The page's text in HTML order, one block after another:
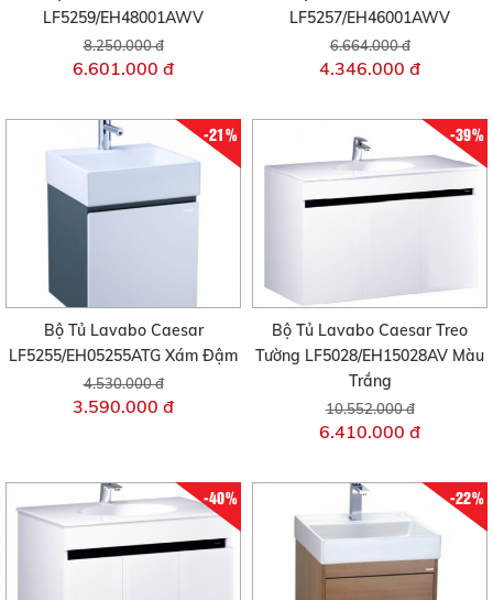
LF5259/EH48001AWV
8.250.000 đ
6.601.000 đ
LF5257/EH46001AWV
6.664.000 đ
4.346.000 đ
-21%
Bộ Tủ Lavabo Caesar
LF5255/EH05255ATG Xám Đậm
4.530.000 đ
3.590.000 đ
-39%
Bộ Tủ Lavabo Caesar Treo
Tường LF5028/EH15028AV Màu
Trắng
10.552.000 đ
6.410.000 đ
-40% -22%